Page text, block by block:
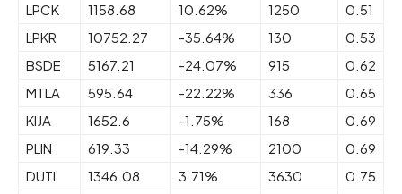
LPCK
1158.68 10.62% 1250
0.51
LPKR
10752.27 -35.64% 130
0.53
BSDE
5167.21 -24.07% 915
0.62
MTLA
595.64 -22.22% 336
0.65
KIJA
1652.6 -1.75% 168
0.69
PLIN
619.33 -14.29% 2100
0.69
DUTI
1346.08 3.71% 3630
0.75